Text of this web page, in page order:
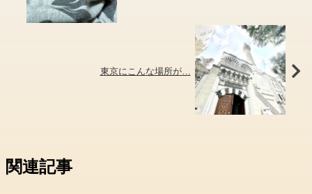
東京にこんな場所が…
関連記事